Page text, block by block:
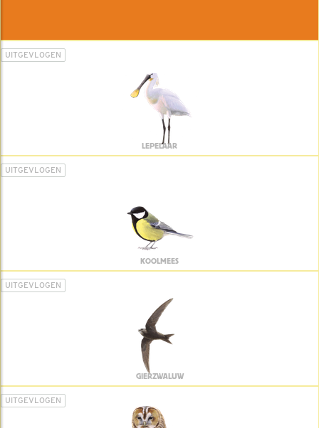
UITGEVLOGEN
LEPELAAR
UITGEVLOGEN
KOOLMEES
UITGEVLOGEN
GIERZWALUW
UITGEVLOGEN